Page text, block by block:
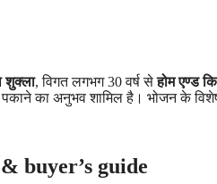
शुक्ला, विगत लगभग 30 वर्ष सेहोम एण्ड
पकाने का अनुभव शामिल है। भोजन के
buyer’s guide